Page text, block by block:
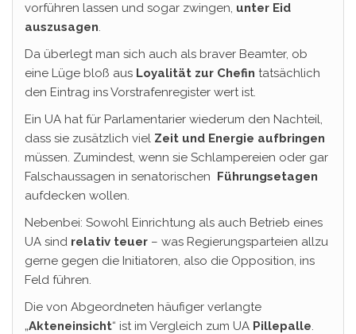
vorführen lassen und sogar zwingen, unter Eid
auszusagen.
Da überlegt man sich auch als braver Beamter, ob
eine Lüge bloß aus Loyalität zur Chefin tatsächlich
den Eintrag ins Vorstrafenregister wert ist.
Ein UA hat für Parlamentarier wiederum den Nachteil,
dass sie zusätzlich viel Zeit und Energie aufbringen
müssen. Zumindest, wenn sie Schlampereien oder gar
Falschaussagen in senatorischen Führungsetagen
aufdecken wollen.
Nebenbei: Sowohl Einrichtung als auch Betrieb eines
UA sind relativ teuer – was Regierungsparteien allzu
gerne gegen die Initiatoren, also die Opposition, ins
Feld führen.
Die von Abgeordneten häufiger verlangte
„Akteneinsicht“ ist im Vergleich zum UA Pillepalle.